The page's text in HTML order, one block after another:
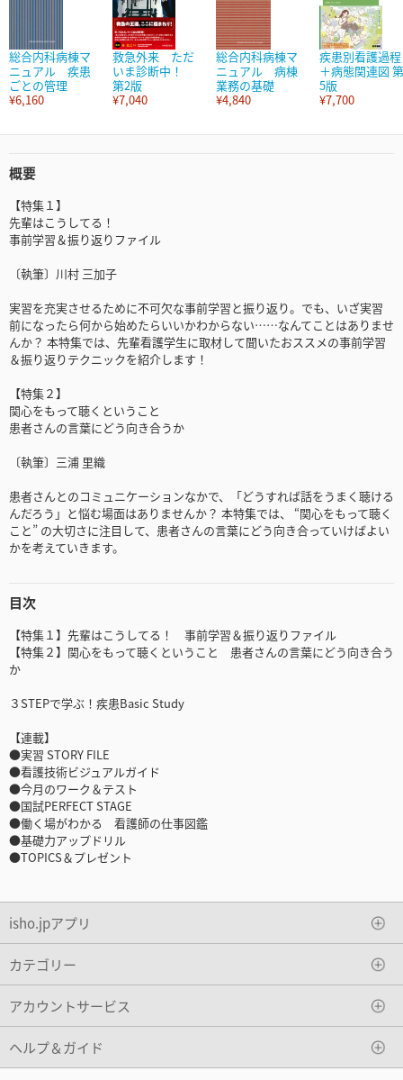
総合内科病棟マ
ニュアル 疾患
ごとの管理
¥6,160
救急外来 ただ
いま診断中！
第2版
¥7,040
総合内科病棟マ
ニュアル 病棟
業務の基礎
¥4,840
疾患別看護過程
＋病態関連図 第
5版
¥7,700
概要
【特集１】
先輩はこうしてる！
事前学習＆振り返りファイル
〔執筆〕川村 三加子
実習を充実させるために不可欠な事前学習と振り返り。でも、いざ実習
前になったら何から始めたらいいかわからない……なんてことはありませ
んか？ 本特集では、先輩看護学生に取材して聞いたおススメの事前学習
＆振り返りテクニックを紹介します！
【特集２】
関心をもって聴くということ
患者さんの言葉にどう向き合うか
〔執筆〕三浦 里織
患者さんとのコミュニケーションなかで、「どうすれば話をうまく聴ける
んだろう」と悩む場面はありませんか？ 本特集では、 “関心をもって聴く
こと” の大切さに注目して、患者さんの言葉にどう向き合っていけばよい
かを考えていきます。
目次
【特集１】先輩はこうしてる！ 事前学習＆振り返りファイル
【特集２】関心をもって聴くということ 患者さんの言葉にどう向き合う
か
３STEPで学ぶ！疾患Basic Study
【連載】
●実習 STORY FILE
●看護技術ビジュアルガイド
●今月のワーク＆テスト
●国試PERFECT STAGE
●働く場がわかる 看護師の仕事図鑑
●基礎力アップドリル
●TOPICS＆プレゼント
isho.jpアプリ
カテゴリー
アカウントサービス
ヘルプ＆ガイド